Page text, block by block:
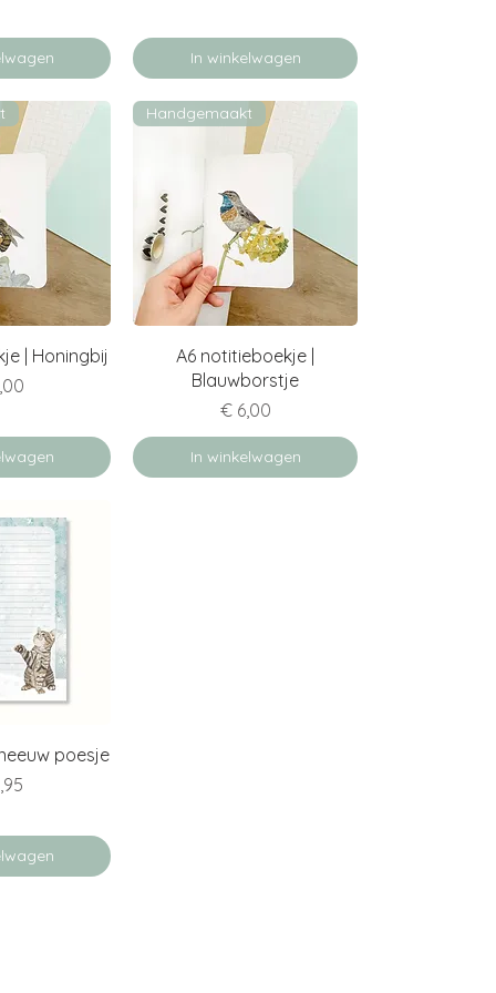
In winkelwagen
| Honingbij
Snel overzicht
Handgemaakt
A6 notitieboekje |
Blauwborstje
Prijs
€ 6,00
In winkelwagen
poesje